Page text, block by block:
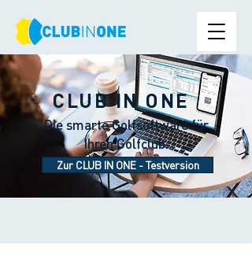
CLUB IN ONE
Die smarte Golfsoftware für
Ihren Golfclub.
Zur CLUB IN ONE - Testversion